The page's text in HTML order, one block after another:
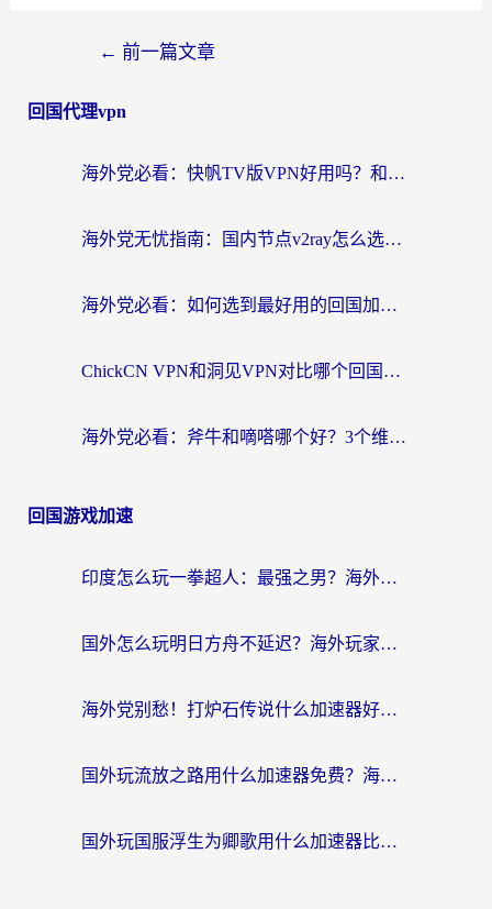
← 前一篇文章
回国代理vpn
海外党必看：快帆TV版VPN好用吗？和快游VPN对比哪个回国效果更好？附实用避坑指南
海外党无忧指南：国内节点v2ray怎么选？一键回国VPN+多场景实测帮你避坑
海外党必看：如何选到最好用的回国加速器？从节点到售后的全维度指南
ChickCN VPN和洞见VPN对比哪个回国效果更好？海外党亲测3款加速器+避坑指南
海外党必看：斧牛和嘀嗒哪个好？3个维度教你选对回国加速器
回国游戏加速
印度怎么玩一拳超人：最强之男？海外党国服游戏加速避坑指南
国外怎么玩明日方舟不延迟？海外玩家国服游戏加速终极指南（附DNF梦幻诛仙解决方案）
海外党别愁！打炉石传说什么加速器好用？3个实用技巧解决国服游戏卡顿
国外玩流放之路用什么加速器免费？海外党亲测有效的国服游戏加速指南
国外玩国服浮生为卿歌用什么加速器比较好？海外党亲测不踩坑指南